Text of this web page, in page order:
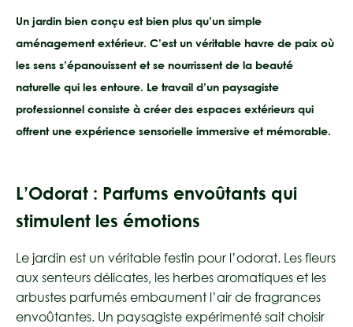
Un jardin bien conçu est bien plus qu’un simple
aménagement extérieur. C’est un véritable havre de paix où
les sens s’épanouissent et se nourrissent de la beauté
naturelle qui les entoure. Le travail d’un paysagiste
professionnel consiste à créer des espaces extérieurs qui
offrent une expérience sensorielle immersive et mémorable.
L’Odorat : Parfums envoûtants qui
stimulent les émotions
Le jardin est un véritable festin pour l’odorat. Les fleurs
aux senteurs délicates, les herbes aromatiques et les
arbustes parfumés embaument l’air de fragrances
envoûtantes. Un paysagiste expérimenté sait choisir